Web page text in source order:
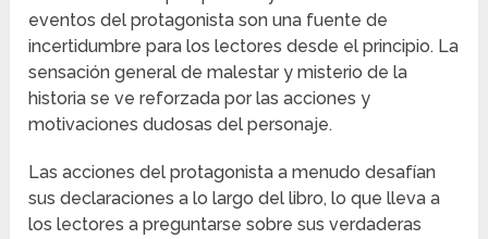
eventos del protagonista son una fuente de
incertidumbre para los lectores desde el principio. La
sensación general de malestar y misterio de la
historia se ve reforzada por las acciones y
motivaciones dudosas del personaje.
Las acciones del protagonista a menudo desafían
sus declaraciones a lo largo del libro, lo que lleva a
los lectores a preguntarse sobre sus verdaderas